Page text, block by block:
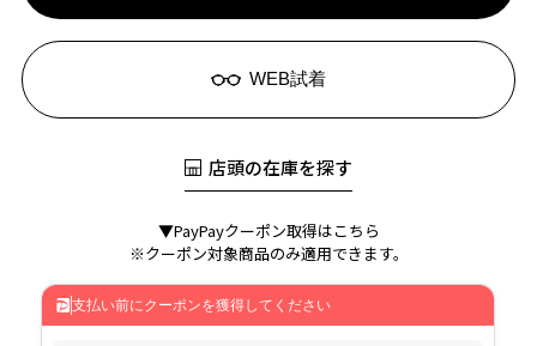
WEB試着
店頭の在庫を探す
▼PayPayクーポン取得はこちら
※クーポン対象商品のみ適用できます。